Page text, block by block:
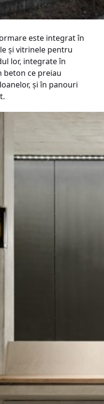
este integrat în
și vitrinele pentru
lor, integrate în
beton ce preiau
și în panouri